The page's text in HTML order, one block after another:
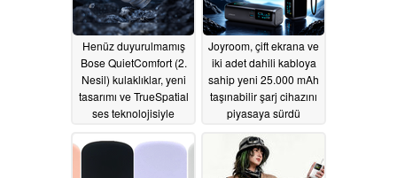
Henüz duyurulmamış
Bose QuietComfort (2.
Nesil) kulaklıklar, yeni
tasarımı ve TrueSpatial
ses teknolojisiyle
Joyroom, çift ekrana ve
iki adet dahili kabloya
sahip yeni 25.000 mAh
taşınabilir şarj cihazını
piyasaya sürdü